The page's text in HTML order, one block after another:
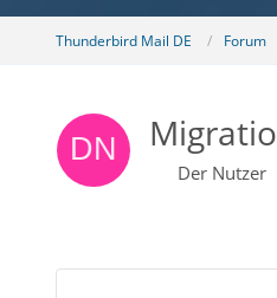
Thunderbird Mail DE Forum
Der Nutzer